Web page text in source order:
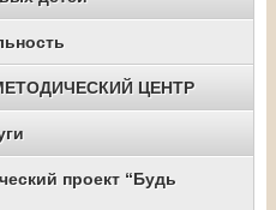
ЦЕНТР
проект “Будь